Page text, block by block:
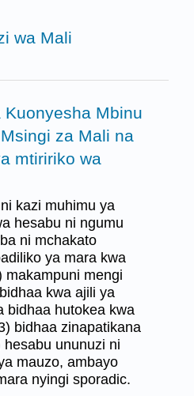
wa Mali
Kuonyesha Mbinu
za Mali na
mtiririko wa
kazi muhimu ya
hesabu ni ngumu
ni mchakato
ya mara kwa
makampuni mengi
kwa ajili ya
bidhaa hutokea kwa
bidhaa zinapatikana
ununuzi ni
mauzo, ambayo
nyingi sporadic.